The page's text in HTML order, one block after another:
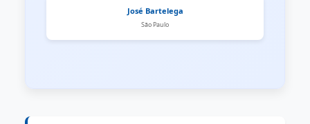
José Bartelega
São Paulo